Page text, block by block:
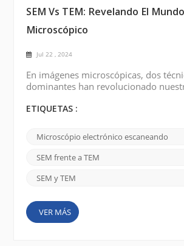
SEM Vs TEM: Revelando El Mundo
Microscópico
Jul 22 , 2024
En imágenes microscópicas, dos
dominantes han revolucionado
microscopía electrónica de barrido
poderosas herramientas han abierto
para una variedad de disciplinas
permitiendo a los investigadores
ETIQUETAS :
Microscópio electrónico escaneando
SEM frente a TEM
SEM y TEM
VER MÁS